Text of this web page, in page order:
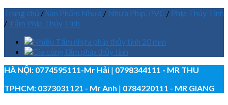
Trang chủ /Sản Phẩm Nhựa / Nhựa Phíp, PVC / Phíp Thủy Tinh
/ Tấm Phíp Thủy Tinh
HÀ NỘI: 0774595111-Mr Hải | 0798344111 - MR THU
TPHCM: 0373031121 - Mr Anh | 0784220111 - MR GIANG